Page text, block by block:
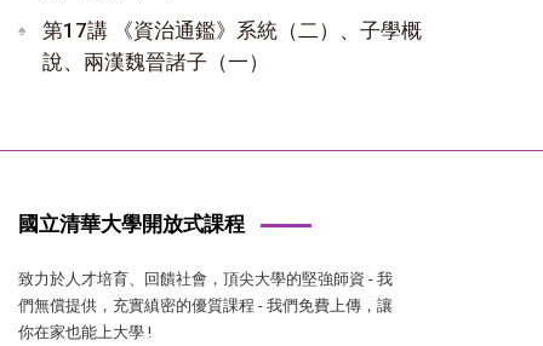
第17講 《資治通鑑》系統（二）、子學概
說、兩漢魏晉諸子（一）
國立清華大學開放式課程
致力於人才培育、回饋社會，頂尖大學的堅強師資 - 我
們無償提供，充實縝密的優質課程 - 我們免費上傳，讓
你在家也能上大學 !